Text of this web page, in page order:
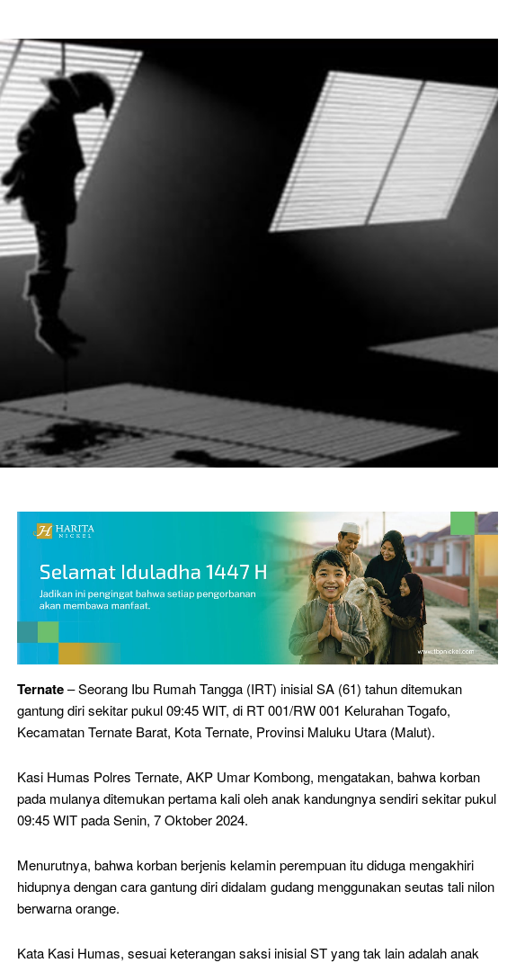
Ternate– Seorang Ibu Rumah Tangga (IRT) inisial SA (61) tahun ditemukan
gantung diri sekitar pukul 09:45 WIT, di RT 001/RW 001 Kelurahan Togafo,
Kecamatan Ternate Barat, Kota Ternate, Provinsi Maluku Utara (Malut).
Kasi Humas Polres Ternate, AKP Umar Kombong, mengatakan, bahwa korban
pada mulanya ditemukan pertama kali oleh anak kandungnya sendiri sekitar pukul
09:45 WIT pada Senin, 7 Oktober 2024.
Menurutnya, bahwa korban berjenis kelamin perempuan itu diduga mengakhiri
hidupnya dengan cara gantung diri didalam gudang menggunakan seutas tali nilon
berwarna orange.
Kata Kasi Humas, sesuai keterangan saksi inisial ST yang tak lain adalah anak